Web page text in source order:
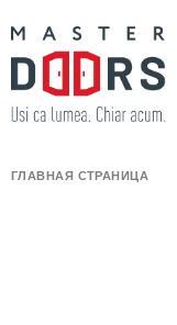
ГЛАВНАЯ СТРАНИЦА